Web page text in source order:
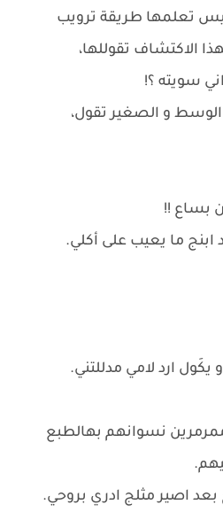
تعلمها طريقة ترويب
الاكتشاف تقوللها،
سويته ؟!
و الصغير تقول،
بساع !!
ابنج ما يعيب على أكلي.
ارد لامي مدللتني.
ممرمرين نسوانهم بهالطبع
اصير مثلج ادري بروحي.